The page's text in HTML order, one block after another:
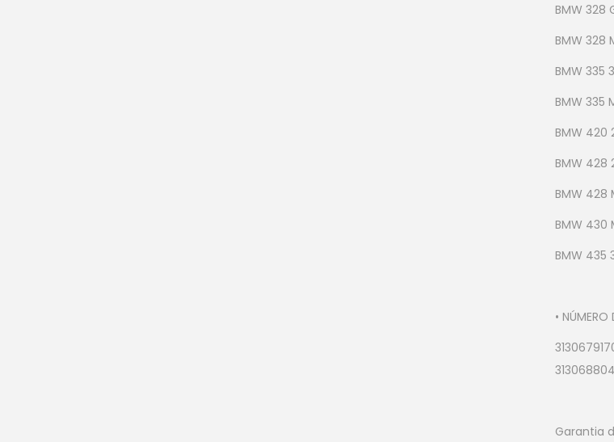
BMW 328
BMW 328
BMW 335
BMW 335
BMW 420
BMW 428
BMW 428
BMW 430
BMW 435
• NÚMERO
Garantia